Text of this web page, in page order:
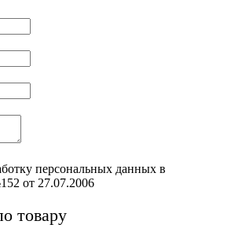
персональных данных в
от 27.07.2006
товару